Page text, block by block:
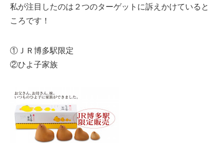
私が注目したのは２つのターゲットに訴えかけていると
ころです！
①ＪＲ博多駅限定
②ひよ子家族